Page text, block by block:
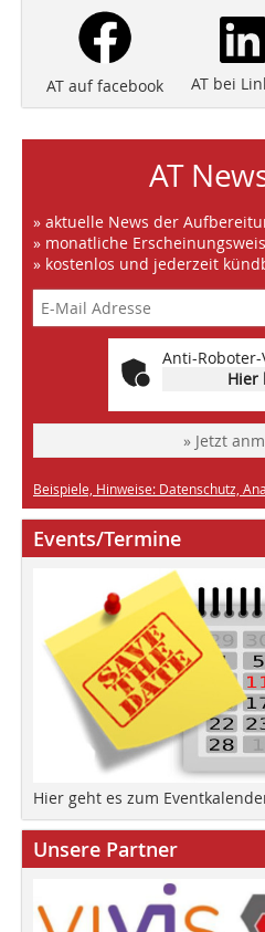
AT auf facebook AT bei
AT
» aktuelle News der
» monatliche
» kostenlos und jederzeit
Anti-
Hier
» Jetzt
Beispiele, Hinweise: Datenschutz,
Events/Termine
Hier geht es zum
Unsere Partner